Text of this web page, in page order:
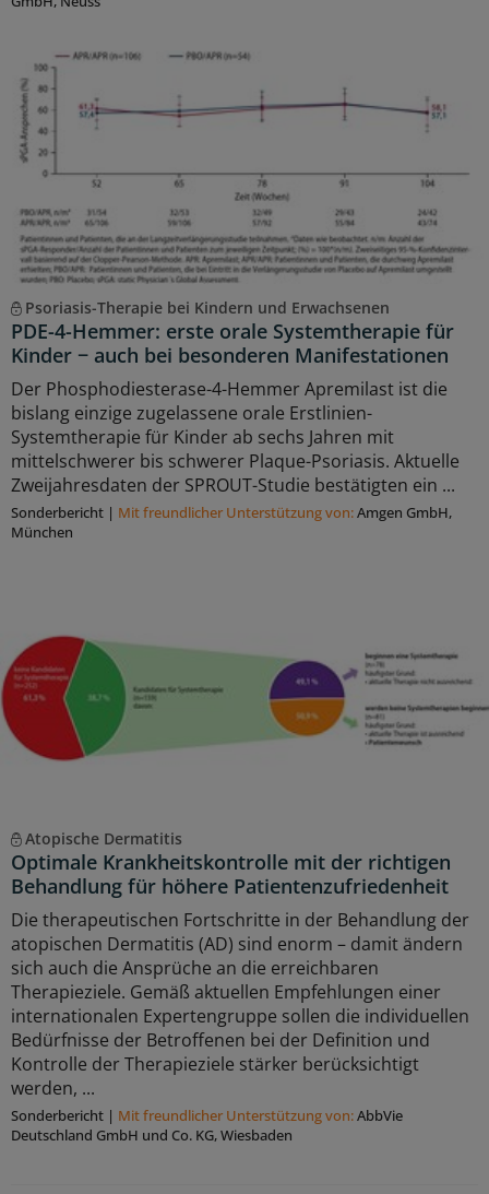
Psoriasis-Therapie bei Kindern und Erwachsenen
PDE-4-Hemmer: erste orale Systemtherapie für
Kinder − auch bei besonderen Manifestationen
Der Phosphodiesterase-4-Hemmer Apremilast ist die
bislang einzige zugelassene orale Erstlinien-
Systemtherapie für Kinder ab sechs Jahren mit
mittelschwerer bis schwerer Plaque-Psoriasis. Aktuelle
Zweijahresdaten der SPROUT-Studie bestätigten ein ...
Sonderbericht | Mit freundlicher Unterstützung von:Amgen GmbH,
München
Atopische Dermatitis
Optimale Krankheitskontrolle mit der richtigen
Behandlung für höhere Patientenzufriedenheit
Die therapeutischen Fortschritte in der Behandlung der
atopischen Dermatitis (AD) sind enorm – damit ändern
sich auch die Ansprüche an die erreichbaren
Therapieziele. Gemäß aktuellen Empfehlungen einer
internationalen Expertengruppe sollen die individuellen
Bedürfnisse der Betroffenen bei der Definition und
Kontrolle der Therapieziele stärker berücksichtigt
werden, ...
Sonderbericht | Mit freundlicher Unterstützung von:AbbVie
Deutschland GmbH und Co. KG, Wiesbaden